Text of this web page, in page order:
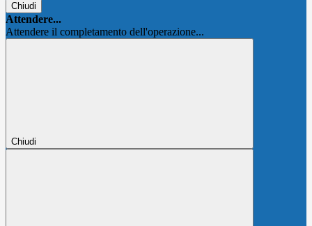
Chiudi
Attendere...
Attendere il completamento dell'operazione...
Chiudi